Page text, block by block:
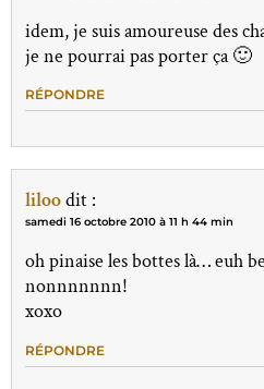
idem, je suis amoureuse des
je ne pourrai pas porter ça 🙂
RÉPONDRE
liloodit :
samedi 16 octobre 2010 à 11 h 44 min
oh pinaise les bottes là… euh
nonnnnnnn!
xoxo
RÉPONDRE